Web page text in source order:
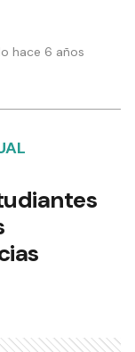
hace 6 años